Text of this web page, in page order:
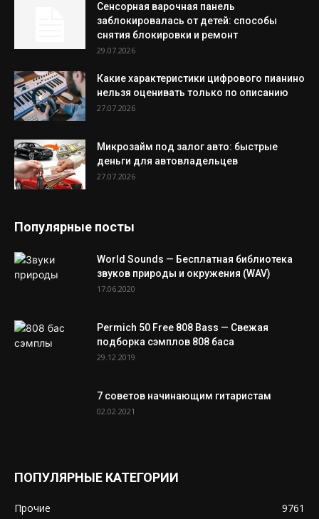
Сенсорная варочная панель
заблокировалась от детей: способы
снятия блокировки и ремонт
29.07.2026
Какие характеристики цифрового пианино
нельзя оценивать только по описанию
27.07.2026
Микрозайм под залог авто: быстрые
деньги для автовладельцев
27.07.2026
Популярные посты
World Sounds — Бесплатная библиотека
звуков природы и окружения (WAV)
17.06.2020
Permich 50 Free 808 Bass — Свежая
подборка сэмплов 808 баса
29.12.2019
7 советов начинающим гитаристам
02.02.2021
ПОПУЛЯРНЫЕ КАТЕГОРИИ
Прочие
9761